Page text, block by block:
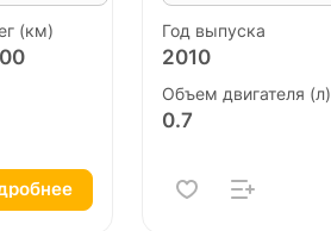
(км) Год выпуска
2010
Объем двигателя (л)
0.7